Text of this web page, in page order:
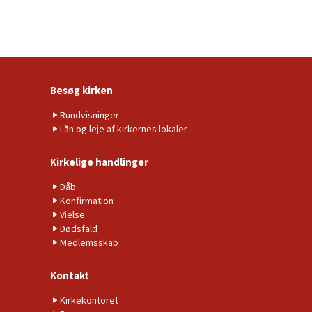
Besøg kirken
Rundvisninger
Lån og leje af kirkernes lokaler
Kirkelige handlinger
Dåb
Konfirmation
Vielse
Dødsfald
Medlemsskab
Kontakt
Kirkekontoret